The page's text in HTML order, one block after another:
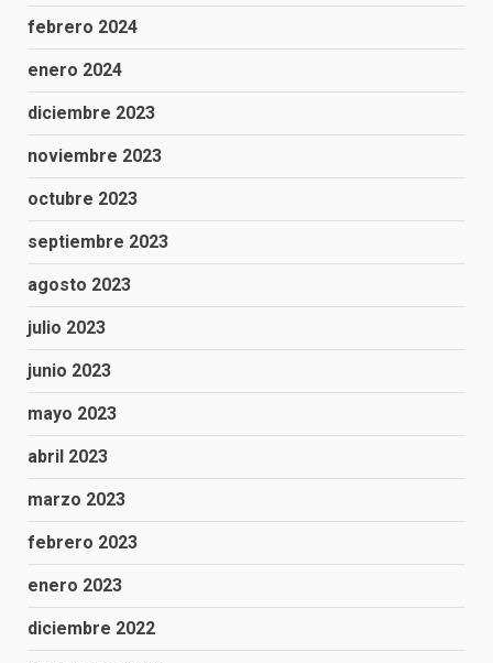
febrero 2024
enero 2024
diciembre 2023
noviembre 2023
octubre 2023
septiembre 2023
agosto 2023
julio 2023
junio 2023
mayo 2023
abril 2023
marzo 2023
febrero 2023
enero 2023
diciembre 2022